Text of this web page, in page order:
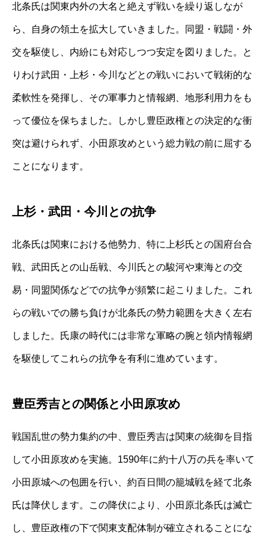
北条氏は関東内外の大名と絶えず戦いを繰り返しなが
ら、自身の領土を拡大していきました。同盟・戦闘・外
交を駆使し、内紛にも対応しつつ安定を図りました。と
りわけ武田・上杉・今川などとの戦いにおいて戦術的な
柔軟性を発揮し、その軍事力と情報網、地形利用力をも
って優位を保ちました。しかし豊臣政権との決定的な衝
突は避けられず、小田原攻めという総力戦の前に屈する
ことになります。
上杉・武田・今川との抗争
北条氏は関東における他勢力、特に上杉氏との国府台合
戦、武田氏との山岳戦、今川氏との駿河や東海との交
易・同盟関係などでの抗争が頻繁に起こりました。これ
らの戦いでの勝ち負けが北条氏の勢力範囲を大きく左右
しました。氏康の時代には非常な軍略の腕と領内情報網
を駆使してこれらの抗争を有利に進めています。
豊臣秀吉との関係と小田原攻め
戦国乱世の勢力集約の中、豊臣秀吉は関東の統御を目指
して小田原攻めを実施。1590年に約十八万の兵を率いて
小田原城への包囲を行い、約百日間の籠城戦を経て北条
氏は降伏します。この降伏により、小田原北条氏は滅亡
し、豊臣政権の下で関東支配体制が確立されることにな